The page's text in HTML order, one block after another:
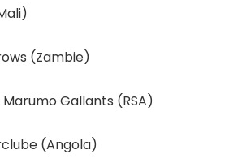
(Zambie)
Marumo Gallants (RSA)
(Angola)